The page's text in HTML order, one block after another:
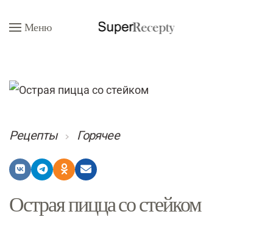
Перейти к содержимому
Меню
Рецепты Горячее
Острая пицца со стейком